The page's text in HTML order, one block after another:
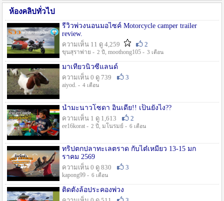
ห้องคลิปทั่วไป
รีวิวพ่วงนอนมอไซค์ Motorcycle camper trailer
review.
ความเห็น 11 ดู 4,259
2
ขุนสุราพ่าย - 2 ปี , moothong105 - 3 เดือน
มาเที่ยวนิวซีแลนด์
ความเห็น 0 ดู 739
3
aiyod. - 4 เดือน
น้ำมะนาวโซดา อินเดีย!! เป็นยังไง??
ความเห็น 1 ดู 1,613
2
ee16korat - 2 ปี , มโนรมย์ - 6 เดือน
ทริปตกปลาทะเลตราด กับไต๋เหมี่ยว 13-15 มก
ราคม 2569
ความเห็น 0 ดู 830
3
kapong99 - 6 เดือน
ติดตั้งล้อประคองพ่วง